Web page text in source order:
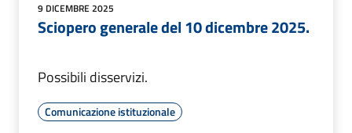
9 DICEMBRE 2025
Sciopero generale del 10 dicembre 2025.
Possibili disservizi.
Comunicazione istituzionale